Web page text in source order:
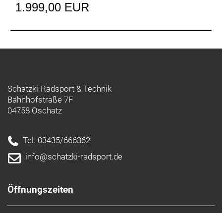
1.999,00 EUR
Schatzki-Radsport & Technik
Bahnhofstraße 7F
04758 Oschatz
Tel: 03435/666362
info@schatzki-radsport.de
Öffnungszeiten